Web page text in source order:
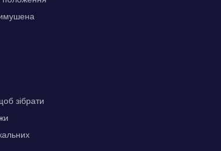
зібрати